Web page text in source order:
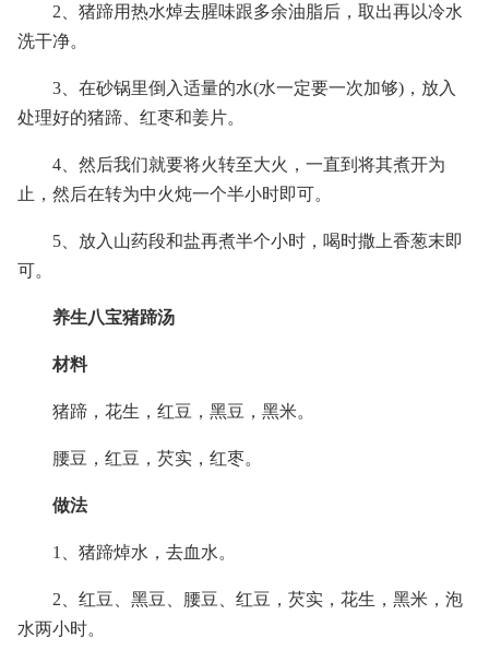
2、猪蹄用热水焯去腥味跟多余油脂后，取出再以冷水
洗干净。
3、在砂锅里倒入适量的水(水一定要一次加够)，放入
处理好的猪蹄、红枣和姜片。
4、然后我们就要将火转至大火，一直到将其煮开为
止，然后在转为中火炖一个半小时即可。
5、放入山药段和盐再煮半个小时，喝时撒上香葱末即
可。
养生八宝猪蹄汤
材料
猪蹄，花生，红豆，黑豆，黑米。
腰豆，红豆，芡实，红枣。
做法
1、猪蹄焯水，去血水。
2、红豆、黑豆、腰豆、红豆，芡实，花生，黑米，泡
水两小时。